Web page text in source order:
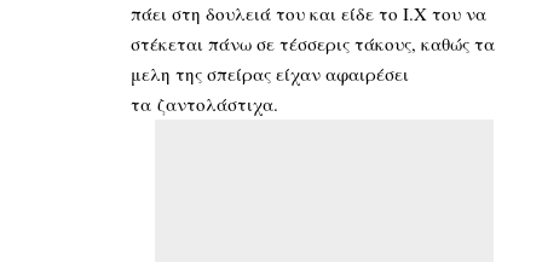
πάει στη δουλειά του και είδε το Ι.Χ του να
στέκεται πάνω σε τέσσερις τάκους, καθώς τα
μελη της σπείρας είχαν αφαιρέσει
τα ζαντολάστιχα.